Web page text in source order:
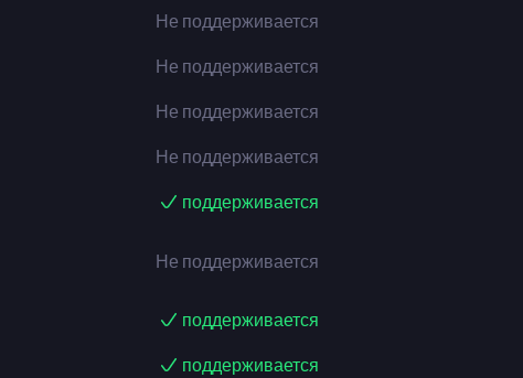
Не поддерживается
Не поддерживается
Не поддерживается
Не поддерживается
поддерживается
Не поддерживается
поддерживается
поддерживается